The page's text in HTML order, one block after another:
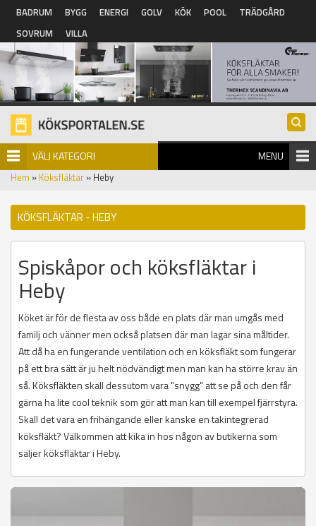
Hoppa till huvudinnehåll
BADRUM BYGG ENERGI GOLV KÖK POOL
TRÄDGÅRD
SOVRUM
VILLA
VÄLJ KATEGORI MENU
Hem » Köksfläktar » Heby
KÖKSFLÄKTAR - HEBY
Spiskåpor och köksfläktar i
Heby
Köket är för de flesta av oss både en plats där man umgås med
familj och vänner men också platsen där man lagar sina måltider.
Att då ha en fungerande ventilation och en köksfläkt som fungerar
på ett bra sätt är ju helt nödvändigt men man kan ha större krav än
så. Köksfläkten skall dessutom vara "snygg" att se på och den får
gärna ha lite cool teknik som gör att man kan till exempel fjärrstyra.
Skall det vara en frihängande eller kanske en takintegrerad
köksfläkt? Välkommen att kika in hos någon av butikerna som
säljer köksfläktar i Heby.